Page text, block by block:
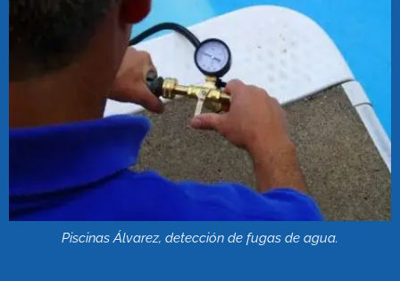
Piscinas Álvarez, detección de fugas de agua.